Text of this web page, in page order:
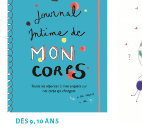
DÈS 9, 10 ANS